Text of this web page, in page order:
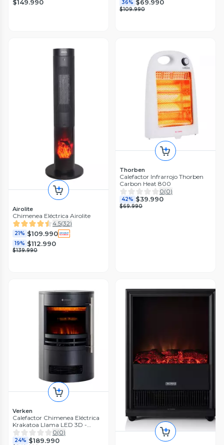
$149.990 36% $69.990
$109.990
Airolite
Chimenea Eléctrica Airolite
4.5(32)
21% $109.990
19% $112.990
$139.990
Thorben
Calefactor Infrarrojo Thorben
Carbon Heat 800
0(0)
42% $39.990
$69.990
Verken
Calefactor Chimenea Eléctrica
Krakatoa Llama LED 3D -
Verken
0(0)
24% $189.990